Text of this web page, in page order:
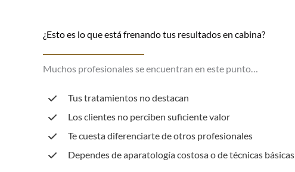
¿Esto es lo que está frenando tus resultados en cabina?
Muchos profesionales se encuentran en este punto…
Tus tratamientos no destacan
Los clientes no perciben suficiente valor
Te cuesta diferenciarte de otros profesionales
Dependes de aparatología costosa o de técnicas básicas